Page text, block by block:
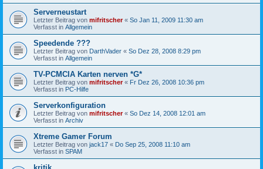
Serverneustart
Letzter Beitrag von mifritscher« So Jan 11, 2009 11:30 am
Verfasst in Allgemein
Speedende ???
Letzter Beitrag von DarthVader « So Dez 28, 2008 8:29 pm
Verfasst in Allgemein
TV-PCMCIA Karten nerven *G*
Letzter Beitrag von mifritscher« Fr Dez 26, 2008 10:36 pm
Verfasst in PC-Hilfe
Serverkonfiguration
Letzter Beitrag von mifritscher« So Dez 14, 2008 12:01 am
Verfasst in Archiv
Xtreme Gamer Forum
Letzter Beitrag von jack17 « Do Sep 25, 2008 11:10 am
Verfasst in SPAM
kritik